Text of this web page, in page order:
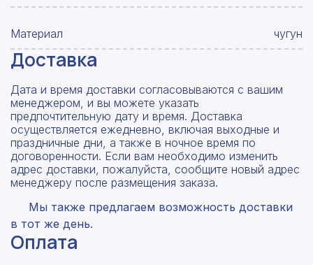
Материал чугун
Доставка
Дата и время доставки согласовываются с вашим
менеджером, и вы можете указать
предпочтительную дату и время. Доставка
осуществляется ежедневно, включая выходные и
праздничные дни, а также в ночное время по
договоренности. Если вам необходимо изменить
адрес доставки, пожалуйста, сообщите новый адрес
менеджеру после размещения заказа.
Мы также предлагаем возможность доставки
в тот же день.
Оплата